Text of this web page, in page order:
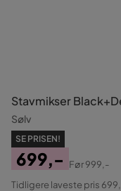
Stavmikser
Sølv
SE PRISEN!
Pris
699,-
Original
Før999,-
Tidligere laveste pris